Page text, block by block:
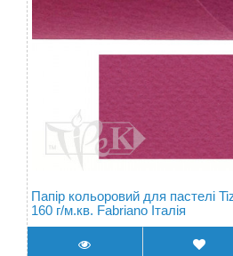
Папір кольоровий для пастелі
160 г/м.кв. Fabriano Італія